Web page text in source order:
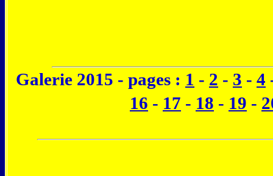
Galerie 2015 - pages : 1 - 2 - 3 - 4
16 - 17 - 18 - 19 -